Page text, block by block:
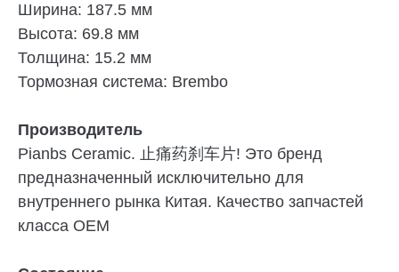
Ширина: 187.5 мм
Высота: 69.8 мм
Толщина: 15.2 мм
Тормозная система: Brembo
Производитель
Pianbs Ceramic. 止痛药刹车片! Это бренд
предназначенный исключительно для
внутреннего рынка Китая. Качество запчастей
класса OEM